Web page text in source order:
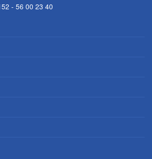
- 56 00 23 40